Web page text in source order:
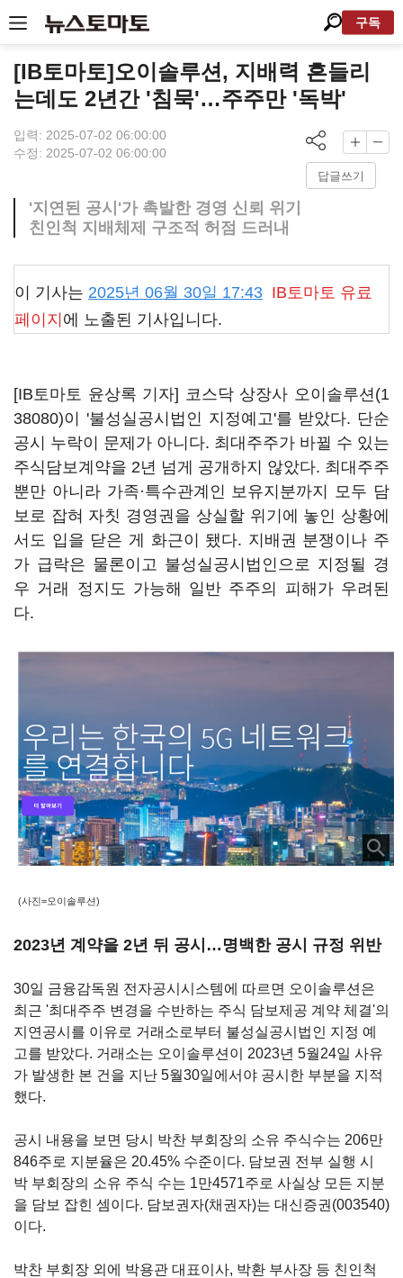
구독
[IB토마토]오이솔루션, 지배력 흔들리
는데도 2년간 '침묵'…주주만 '독박'
입력: 2025-07-02 06:00:00
수정: 2025-07-02 06:00:00
답글쓰기
'지연된 공시'가 촉발한 경영 신뢰 위기
친인척 지배체제 구조적 허점 드러내
이 기사는 2025년 06월 30일 17:43 IB토마토 유료
페이지 에 노출된 기사입니다.
[IB토마토 윤상록 기자] 코스닥 상장사 오이솔루션(1
38080)이 '불성실공시법인 지정예고'를 받았다. 단순
공시 누락이 문제가 아니다. 최대주주가 바뀔 수 있는
주식담보계약을 2년 넘게 공개하지 않았다. 최대주주
뿐만 아니라 가족·특수관계인 보유지분까지 모두 담
보로 잡혀 자칫 경영권을 상실할 위기에 놓인 상황에
서도 입을 닫은 게 화근이 됐다. 지배권 분쟁이나 주
가 급락은 물론이고 불성실공시법인으로 지정될 경
우 거래 정지도 가능해 일반 주주의 피해가 우려된
다.
(사진=오이솔루션)
2023년 계약을 2년 뒤 공시…명백한 공시 규정 위반
30일 금융감독원 전자공시시스템에 따르면 오이솔루션은
최근 '최대주주 변경을 수반하는 주식 담보제공 계약 체결'의
지연공시를 이유로 거래소로부터 불성실공시법인 지정 예
고를 받았다. 거래소는 오이솔루션이 2023년 5월24일 사유
가 발생한 본 건을 지난 5월30일에서야 공시한 부분을 지적
했다.
공시 내용을 보면 당시 박찬 부회장의 소유 주식수는 206만
846주로 지분율은 20.45% 수준이다. 담보권 전부 실행 시
박 부회장의 소유 주식 수는 1만4571주로 사실상 모든 지분
을 담보 잡힌 셈이다. 담보권자(채권자)는 대신증권(003540)
이다.
박찬 부회장 외에 박용관 대표이사, 박환 부사장 등 친인척